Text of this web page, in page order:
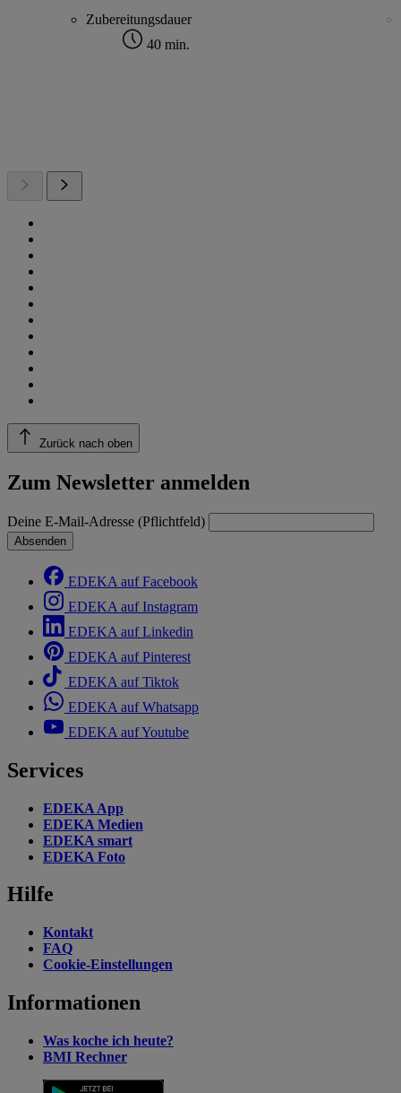
Zubereitungsdauer
40 min.
Zurück nach oben
Zum Newsletter anmelden
Deine E-Mail-Adresse (Pflichtfeld)
Absenden
EDEKA auf Facebook
EDEKA auf Instagram
EDEKA auf Linkedin
EDEKA auf Pinterest
EDEKA auf Tiktok
EDEKA auf Whatsapp
EDEKA auf Youtube
Services
EDEKA App
EDEKA Medien
EDEKA smart
EDEKA Foto
Hilfe
Kontakt
FAQ
Cookie-Einstellungen
Informationen
Was koche ich heute?
BMI Rechner